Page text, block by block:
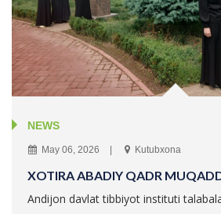
NEWS
May 06, 2026 Kutubxona
XOTIRA ABADIY QADR
Andijon davlat tibbiyot instituti